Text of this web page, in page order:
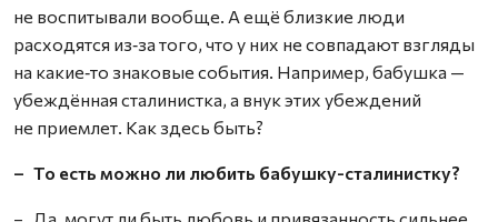
не воспитывали вообще. А ещё близкие люди
расходятся из‑за того, что у них не совпадают взгляды
на какие‑то знаковые события. Например, бабушка —
убеждённая сталинистка, а внук этих убеждений
не приемлет. Как здесь быть?
– То есть можно ли любить бабушку-сталинистку?